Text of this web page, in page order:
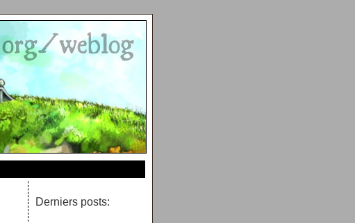
Derniers posts: